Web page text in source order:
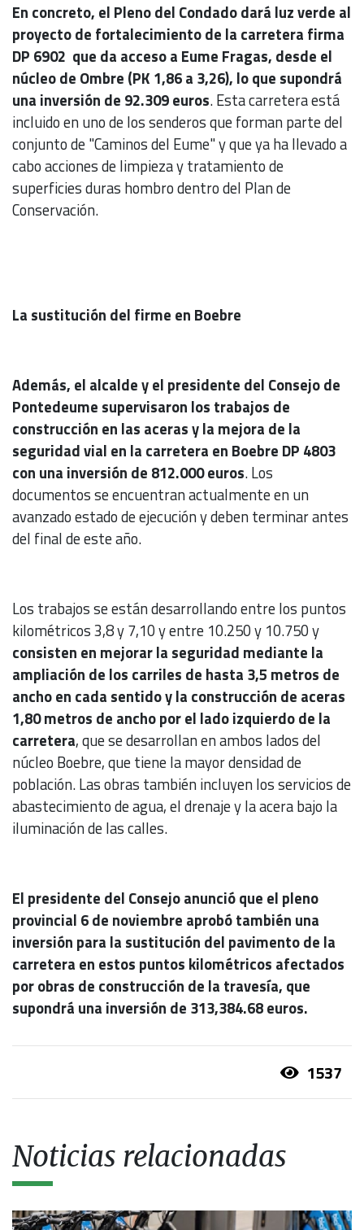
En concreto, el Pleno del Condado dará luz verde al
proyecto de fortalecimiento de la carretera firma
DP 6902 que da acceso a Eume Fragas, desde el
núcleo de Ombre (PK 1,86 a 3,26), lo que supondrá
una inversión de 92.309 euros. Esta carretera está
incluido en uno de los senderos que forman parte del
conjunto de "Caminos del Eume" y que ya ha llevado a
cabo acciones de limpieza y tratamiento de
superficies duras hombro dentro del Plan de
Conservación.
La sustitución del firme en Boebre
Además, el alcalde y el presidente del Consejo de
Pontedeume supervisaron los trabajos de
construcción en las aceras y la mejora de la
seguridad vial en la carretera en Boebre DP 4803
con una inversión de 812.000 euros. Los
documentos se encuentran actualmente en un
avanzado estado de ejecución y deben terminar antes
del final de este año.
Los trabajos se están desarrollando entre los puntos
kilométricos 3,8 y 7,10 y entre 10.250 y 10.750 y
consisten en mejorar la seguridad mediante la
ampliación de los carriles de hasta 3,5 metros de
ancho en cada sentido y la construcción de aceras
1,80 metros de ancho por el lado izquierdo de la
carretera, que se desarrollan en ambos lados del
núcleo Boebre, que tiene la mayor densidad de
población. Las obras también incluyen los servicios de
abastecimiento de agua, el drenaje y la acera bajo la
iluminación de las calles.
El presidente del Consejo anunció que el pleno
provincial 6 de noviembre aprobó también una
inversión para la sustitución del pavimento de la
carretera en estos puntos kilométricos afectados
por obras de construcción de la travesía, que
supondrá una inversión de 313,384.68 euros.
1537
Noticias relacionadas